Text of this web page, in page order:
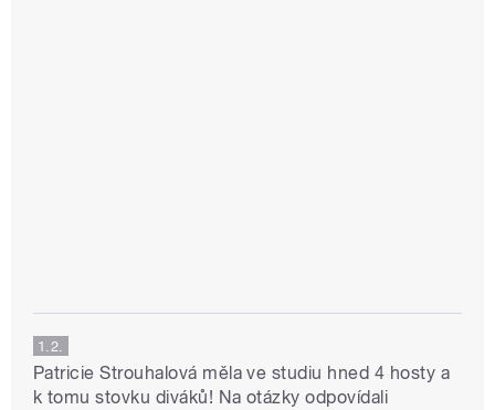
1.2.
Patricie Strouhalová měla ve studiu hned 4 hosty a
k tomu stovku diváků! Na otázky odpovídali